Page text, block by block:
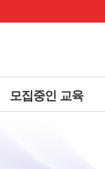
모집중인 교육